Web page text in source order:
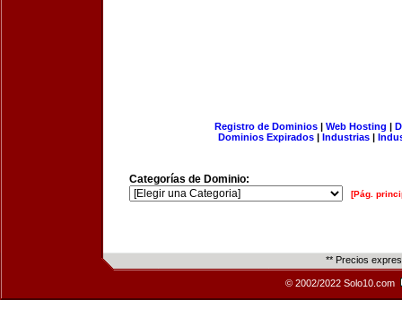
Registro de Dominios| Web Hosting |
Dominios Expirados | Industrias |
Categorías de Dominio:
[Pág.
** Precios
© 2002/2022 Solo10.com